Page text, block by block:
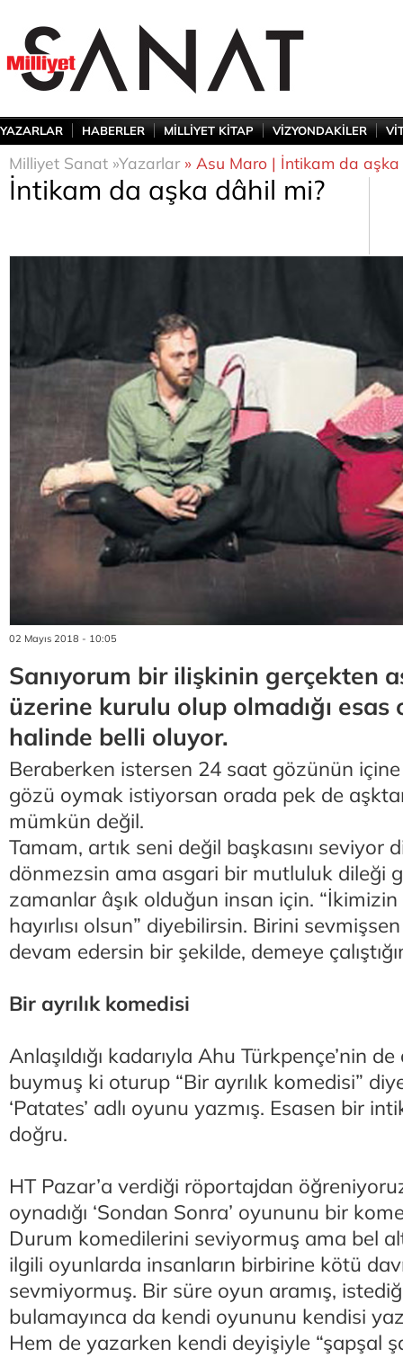
YAZARLAR HABERLER MİLLİYET KİTAP VİZYONDAKİLER
Milliyet Sanat »Yazarlar» Asu Maro | İntikam da aşka
İntikam da aşka dâhil mi?
02 Mayıs 2018 - 10:05
Sanıyorum bir ilişkinin gerçekten
üzerine kurulu olup olmadığı esas
halinde belli oluyor.
Beraberken istersen 24 saat gözünün içine
gözü oymak istiyorsan orada pek de
mümkün değil.
Tamam, artık seni değil başkasını seviyor
dönmezsin ama asgari bir mutluluk dileği
zamanlar âşık olduğun insan için. “İkimizin
hayırlısı olsun” diyebilirsin. Birini
devam edersin bir şekilde, demeye
Bir ayrılık komedisi
Anlaşıldığı kadarıyla Ahu Türkpençe’nin
buymuş ki oturup “Bir ayrılık komedisi”
‘Patates’ adlı oyunu yazmış. Esasen bir
doğru.
HT Pazar’a verdiği röportajdan
oynadığı ‘Sondan Sonra’ oyununu bir
Durum komedilerini seviyormuş ama bel
ilgili oyunlarda insanların birbirine kötü
sevmiyormuş. Bir süre oyun aramış,
bulamayınca da kendi oyununu kendisi
Hem de yazarken kendi deyişiyle “şapşal